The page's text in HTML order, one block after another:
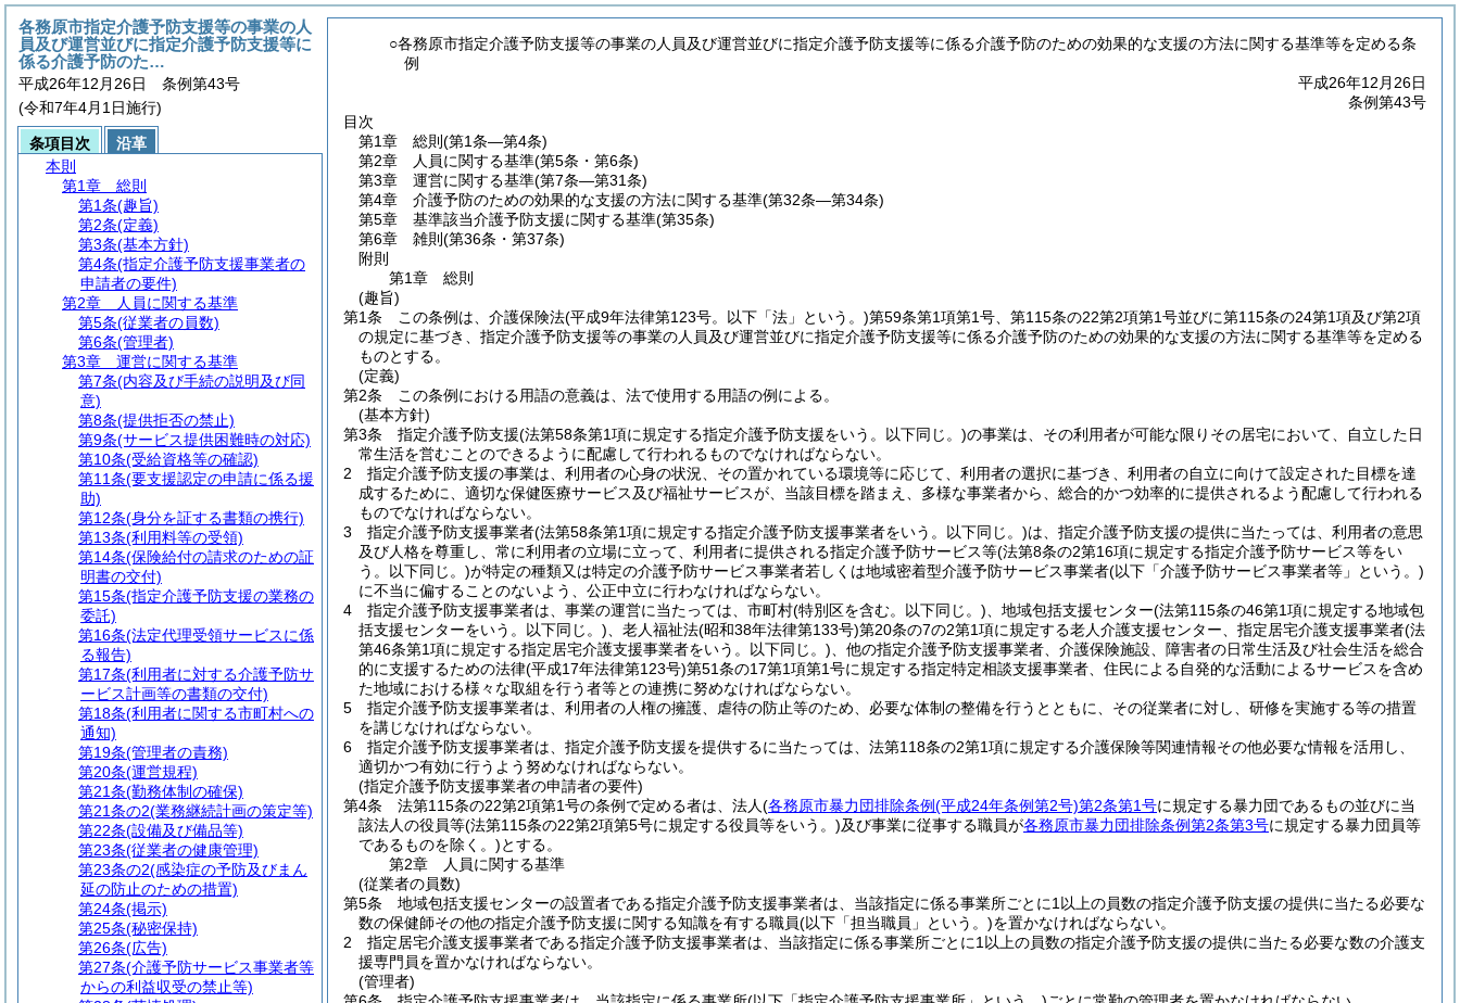
○各務原市指定介護予防支援等の事業の人員及び運営並びに指定介護予防支援等に係る介護予防のための効果的な支援の方法に関する基準等を定める条
例
平成26年12月26日
条例第43号
目次
第1章
総則 (第1条―第4条)
第2章
人員に関する基準(第5条・第6条)
第3章
運営に関する基準(第7条―第31条)
第4章
介護予防のための効果的な支援の方法に関する基準(第32条―第34条)
第5章
基準該当介護予防支援に関する基準(第35条)
第6章
雑則 (第36条・第37条)
附則
第1章
総則
(趣旨)
第1条
この条例は、介護保険法(平成9年法律第123号。以下「法」という。)第59条第1項第1号、第115条の22第2項第1号並びに第115条の24第1項及び第2項
の規定に基づき、指定介護予防支援等の事業の人員及び運営並びに指定介護予防支援等に係る介護予防のための効果的な支援の方法に関する基準等を定める
ものとする。
(定義)
第2条
この条例における用語の意義は、法で使用する用語の例による。
(基本方針)
第3条
指定介護予防支援(法第58条第1項に規定する指定介護予防支援をいう。以下同じ。)の事業は、その利用者が可能な限りその居宅において、自立した日
常生活を営むことのできるように配慮して行われるものでなければならない。
2
指定介護予防支援の事業は、利用者の心身の状況、その置かれている環境等に応じて、利用者の選択に基づき、利用者の自立に向けて設定された目標を達
成するために、適切な保健医療サービス及び福祉サービスが、当該目標を踏まえ、多様な事業者から、総合的かつ効率的に提供されるよう配慮して行われる
ものでなければならない。
3
指定介護予防支援事業者(法第58条第1項に規定する指定介護予防支援事業者をいう。以下同じ。)は、指定介護予防支援の提供に当たっては、利用者の意思
及び人格を尊重し、常に利用者の立場に立って、利用者に提供される指定介護予防サービス等(法第8条の2第16項に規定する指定介護予防サービス等をい
う。以下同じ。)が特定の種類又は特定の介護予防サービス事業者若しくは地域密着型介護予防サービス事業者(以下「介護予防サービス事業者等」という。)
に不当に偏することのないよう、公正中立に行わなければならない。
4
指定介護予防支援事業者は、事業の運営に当たっては、市町村(特別区を含む。以下同じ。) 、地域包括支援センター(法第115条の46第1項に規定する地域包
括支援センターをいう。以下同じ。) 、老人福祉法(昭和38年法律第133号)第20条の7の2第1項に規定する老人介護支援センター、指定居宅介護支援事業者(法
第46条第1項に規定する指定居宅介護支援事業者をいう。以下同じ。) 、他の指定介護予防支援事業者、介護保険施設、障害者の日常生活及び社会生活を総合
的に支援するための法律(平成17年法律第123号)第51条の17第1項第1号に規定する指定特定相談支援事業者、住民による自発的な活動によるサービスを含め
た地域における様々な取組を行う者等との連携に努めなければならない。
5
指定介護予防支援事業者は、利用者の人権の擁護、虐待の防止等のため、必要な体制の整備を行うとともに、その従業者に対し、研修を実施する等の措置
を講じなければならない。
6
指定介護予防支援事業者は、指定介護予防支援を提供するに当たっては、法第118条の2第1項に規定する介護保険等関連情報その他必要な情報を活用し、
適切かつ有効に行うよう努めなければならない。
(指定介護予防支援事業者の申請者の要件)
第4条
法第115条の22第2項第1号の条例で定める者は、法人(各務原市暴力団排除条例(平成24年条例第2号)第2条第1号に規定する暴力団であるもの並びに当
該法人の役員等(法第115条の22第2項第5号に規定する役員等をいう。)及び事業に従事する職員が各務原市暴力団排除条例第2条第3号に規定する暴力団員等
であるものを除く。)とする。
第2章
人員に関する基準
(従業者の員数)
第5条
地域包括支援センターの設置者である指定介護予防支援事業者は、当該指定に係る事業所ごとに1以上の員数の指定介護予防支援の提供に当たる必要な
数の保健師その他の指定介護予防支援に関する知識を有する職員(以下「担当職員」という。)を置かなければならない。
2
指定居宅介護支援事業者である指定介護予防支援事業者は、当該指定に係る事業所ごとに1以上の員数の指定介護予防支援の提供に当たる必要な数の介護支
援専門員を置かなければならない。
(管理者)
各務原市指定介護予防支援等の事業の人
員及び運営並びに指定介護予防支援等に
係る介護予防のた…
平成26年12月26日 条例第43号
(令和7年4月1日施行)
条項目次
沿革
本則
第1章
総則
第1条(趣旨)
第2条(定義)
第3条(基本方針)
第4条(指定介護予防支援事業者の
申請者の要件)
第2章
人員に関する基準
第5条(従業者の員数)
第6条(管理者)
第3章
運営に関する基準
第7条(内容及び手続の説明及び同
意)
第8条(提供拒否の禁止)
第9条(サービス提供困難時の対応)
第10条(受給資格等の確認)
第11条(要支援認定の申請に係る援
助)
第12条(身分を証する書類の携行)
第13条(利用料等の受領)
第14条(保険給付の請求のための証
明書の交付)
第15条(指定介護予防支援の業務の
委託)
第16条(法定代理受領サービスに係
る報告)
第17条(利用者に対する介護予防サ
ービス計画等の書類の交付)
第18条(利用者に関する市町村への
通知)
第19条(管理者の責務)
第20条(運営規程)
第21条(勤務体制の確保)
第21条の2(業務継続計画の策定等)
第22条(設備及び備品等)
第23条(従業者の健康管理)
第23条の2(感染症の予防及びまん
延の防止のための措置)
第24条(掲示)
第25条(秘密保持)
第26条(広告)
第27条(介護予防サービス事業者等
からの利益収受の禁止等)